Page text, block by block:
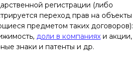
регистрации (либо
переход прав на объекты
предметом таких договоров):
доли в компаниях и акции,
знаки и патенты и др.